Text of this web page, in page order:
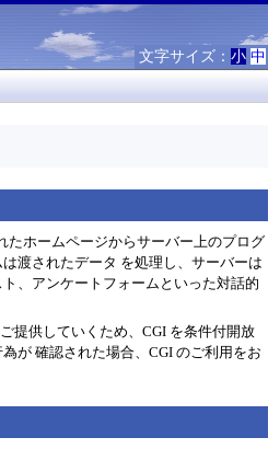
文字サイズ： 小 中
たホームページからサーバー上のプログ
渡されたデータ を処理し、サーバーは
、アンケートフォームといった対話的
提供していくため、CGI を条件付開放
が 確認された場合、CGI のご利用をお